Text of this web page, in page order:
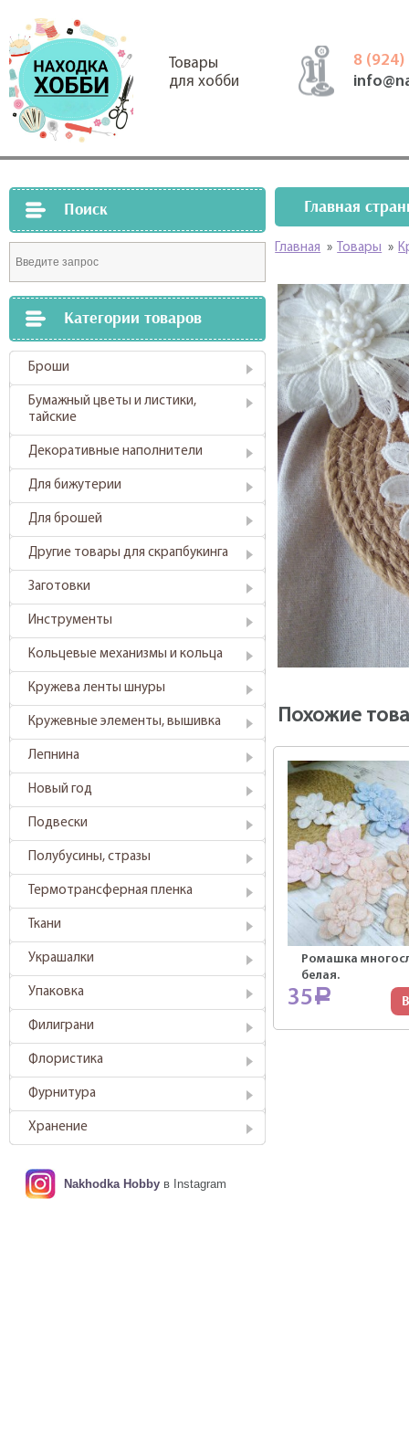
Товары
для хобби
8 (924)
Поиск
Категории товаров
Броши
Бумажный цветы и листики,
тайские
Декоративные наполнители
Для бижутерии
Для брошей
Другие товары для скрапбукинга
Заготовки
Инструменты
Кольцевые механизмы и кольца
Кружева ленты шнуры
Кружевные элементы, вышивка
Лепнина
Новый год
Подвески
Полубусины, стразы
Термотрансферная пленка
Ткани
Украшалки
Упаковка
Филиграни
Флористика
Фурнитура
Хранение
Nakhodka Hobby в Instagram
Главная
Главная » Товары »
Похожие
Ромашка
белая.
35Р